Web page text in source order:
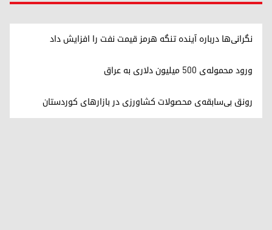
نگرانی‌ها درباره آینده تنگه هرمز قیمت نفت را افزایش داد
ورود محموله‌ی ۵۰۰ میلیون دلاری به عراق
رونق بی‌سابقه‌ی محصولات کشاورزی در بازارهای کوردستان